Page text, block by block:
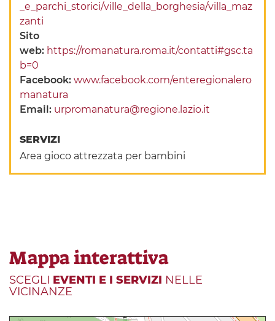
_e_parchi_storici/ville_della_borghesia/villa_maz
zanti
Sito
web: https://romanatura.roma.it/contatti#gsc.ta
b=0
Facebook:www.facebook.com/enteregionalero
manatura
Email: urpromanatura@regione.lazio.it
SERVIZI
Area gioco attrezzata per bambini
Mappa interattiva
SCEGLI EVENTI E I SERVIZI NELLE
VICINANZE